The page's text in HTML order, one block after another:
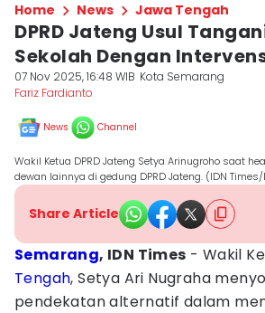
Home News Jawa Tengah
DPRD Jateng Usul
Sekolah Dengan
07 Nov 2025, 16:48 WIB Kota Semarang
Fariz Fardianto
News Channel
Wakil Ketua DPRD Jateng Setya Arinugroho saat
dewan lainnya di gedung DPRD Jateng. (IDN Times/
Share Article
Semarang, IDN Times - Wakil
Tengah, Setya Ari Nugraha
pendekatan alternatif dalam